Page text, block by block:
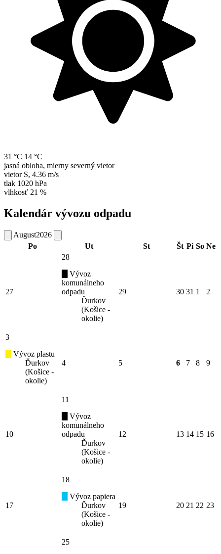
31 °C 14 °C
jasná obloha, mierny severný vietor
vietor S, 4.36 m/s
tlak 1020 hPa
vlhkosť 21 %
Kalendár vývozu odpadu
August2026
Po
Ut St Št Pi So Ne
27
28
Vývoz
komunálneho
odpadu
Ďurkov
(Košice -
okolie)
29 30 31 1 2
3
Vývoz plastu
Ďurkov
(Košice -
okolie)
4 5 6 7 8 9
10
11
Vývoz
komunálneho
odpadu
Ďurkov
(Košice -
okolie)
12 13 14 15 16
17
18
Vývoz papiera
Ďurkov
(Košice -
okolie)
19 20 21 22 23
25